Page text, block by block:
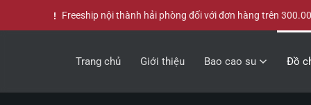
Freeship nội thành hải phòng đối với đơn hàng trên
Trang chủ Giới thiệu Bao cao su Đồ